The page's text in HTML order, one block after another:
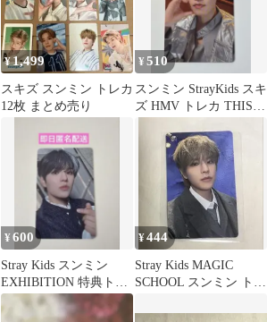
¥1,499
スキズ スンミン トレカ
12枚 まとめ売り
¥510
スンミン StrayKids スキ
ズ HMV トレカ THIS &
¥600
Stray Kids スンミン
EXHIBITION 特典トレ
カ
¥444
Stray Kids MAGIC
SCHOOL スンミン トレ